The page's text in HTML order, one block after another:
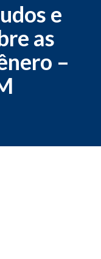
e
as
–